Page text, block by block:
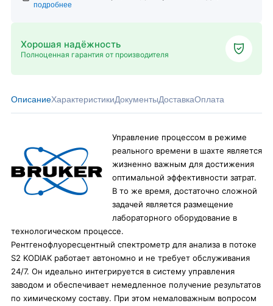
подробнее
Хорошая надёжность
Полноценная гарантия от производителя
ОписаниеХарактеристикиДокументыДоставкаОплата
Управление процессом в режиме
реального времени в шахте является
жизненно важным для достижения
оптимальной эффективности затрат.
В то же время, достаточно сложной
задачей является размещение
лабораторного оборудование в
технологическом процессе.
Рентгенофлуоресцентный спектрометр для анализа в потоке
S2 KODIAK работает автономно и не требует обслуживания
24/7. Он идеально интегрируется в систему управления
заводом и обеспечивает немедленное получение результатов
по химическому составу. При этом немаловажным вопросом